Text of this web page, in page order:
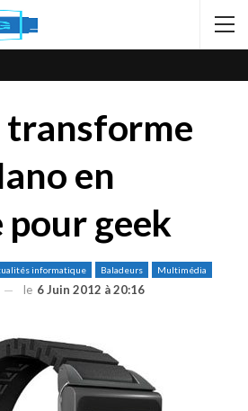
transforme
en
geek
informatique Baladeurs Multimédia
le 6 Juin 2012 à 20:16